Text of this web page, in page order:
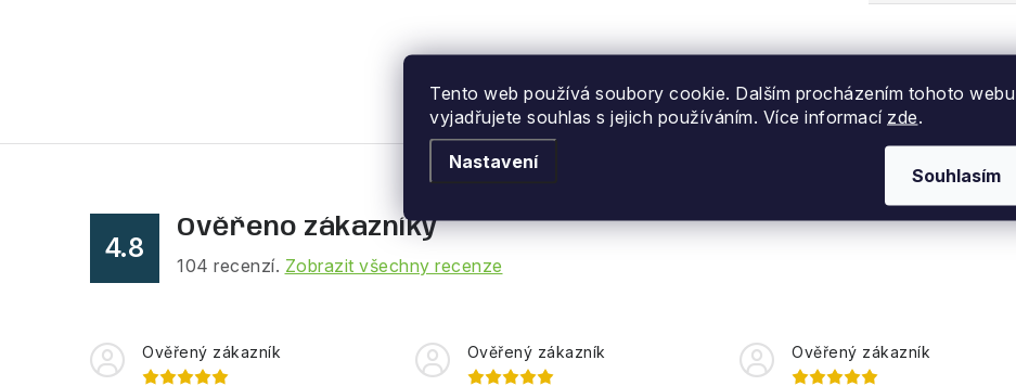
Tento web používá soubory cookie. Dalším procházením tohoto webu
vyjadřujete souhlas s jejich používáním. Více informací zde.
Nastavení
Souhlasím
4.8
Ověřeno zákazníky
104 recenzí. Zobrazit všechny recenze
Ověřený zákazník Ověřený zákazník Ověřený zákazník